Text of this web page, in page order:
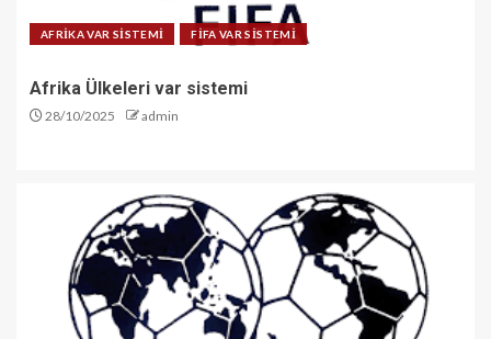
AFRİKA VAR SİSTEMİ FİFA VAR SİSTEMİ
Afrika Ülkeleri var sistemi
28/10/2025 admin